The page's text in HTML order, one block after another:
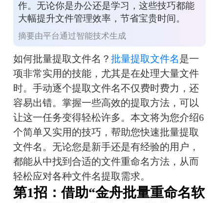
作。无论你是办公还是学习，这些技巧都能
大幅提升文件管理效率，节省宝贵时间。
摘要由平台通过智能技术生成
如何批量提取文件名？ 批量提取文件名是一
项非常实用的技能，尤其是在处理大量文件
时。手动逐个提取文件名不仅费时费力，还
容易出错。掌握一些高效的提取方法，可以
让这一任务变得轻松许多。本文将为您介绍6
个简单又实用的技巧，帮助您快速批量提取
文件名。无论您是新手还是有经验的用户，
都能从中找到合适的文件重命名方法，从而
轻松应对各种文件名提取需求。
第1招：借助“金舟批量重命名软